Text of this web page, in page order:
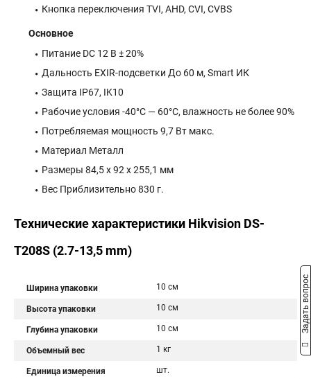
Кнопка переключения TVI, AHD, CVI, CVBS
Основное
Питание DC 12 В ± 20%
Дальность EXIR-подсветки До 60 м, Smart ИК
Защита IP67, IK10
Рабочие условия -40°С — 60°С, влажность не более 90%
Потребляемая мощность 9,7 Вт макс.
Материал Металл
Размеры 84,5 х 92 х 255,1 мм
Вес Приблизительно 830 г.
Технические характеристики Hikvision DS-
T208S (2.7-13,5 mm)
Ширина упаковки 10 см
Высота упаковки 10 см
Глубина упаковки 10 см
Объемный вес 1 кг
Единица измерения шт.
Задать вопрос